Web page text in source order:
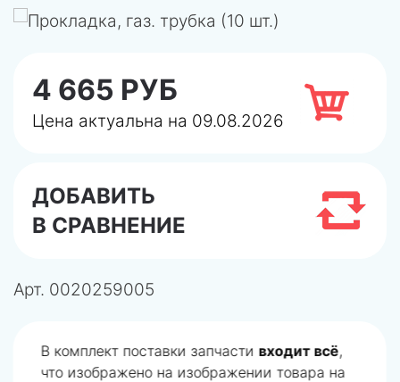
4 665 РУБ
Цена актуальна на 09.08.2026
ДОБАВИТЬ
В СРАВНЕНИЕ
Арт. 0020259005
В комплект поставки запчасти входит всё,
что изображено на изображении товара на